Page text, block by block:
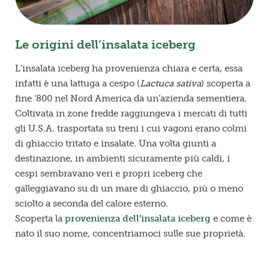
Le origini dell’insalata iceberg
L’insalata iceberg ha provenienza chiara e certa, essa
infatti è una lattuga a cespo (Lactuca sativa) scoperta a
fine ‘800 nel Nord America da un’azienda sementiera.
Coltivata in zone fredde raggiungeva i mercati di tutti
gli U.S.A. trasportata su treni i cui vagoni erano colmi
di ghiaccio tritato e insalate. Una volta giunti a
destinazione, in ambienti sicuramente più caldi, i
cespi sembravano veri e propri iceberg che
galleggiavano su di un mare di ghiaccio, più o meno
sciolto a seconda del calore esterno.
Scoperta la provenienza dell’insalata iceberg e come è
nato il suo nome, concentriamoci sulle sue proprietà.